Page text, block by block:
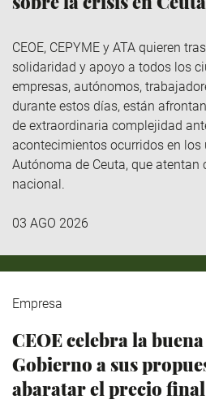
CEOE, CEPYME y ATA quieren
solidaridad y apoyo a todos los
empresas, autónomos,
durante estos días, están
de extraordinaria complejidad
acontecimientos ocurridos en
Autónoma de Ceuta, que atentan
nacional.
03 AGO 2026
Empresa
CEOE celebra la
Gobierno a sus
abaratar el precio